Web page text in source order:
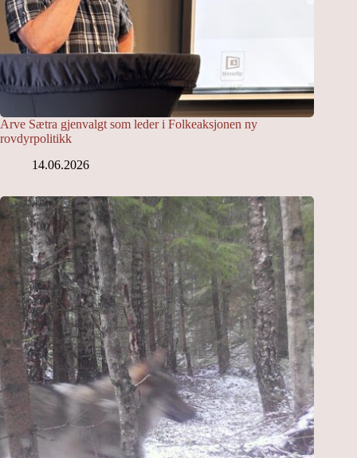
Arve Sætra gjenvalgt som leder i Folkeaksjonen ny
rovdyrpolitikk
14.06.2026